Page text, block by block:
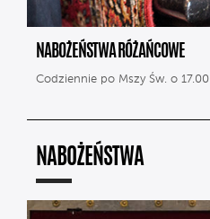
NABOŻEŃSTWA RÓŻAŃCOWE
Codziennie po Mszy Św. o 17.00
NABOŻEŃSTWA